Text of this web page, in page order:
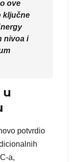
ove
ključne
nivoa i
u
potvrdio
a,